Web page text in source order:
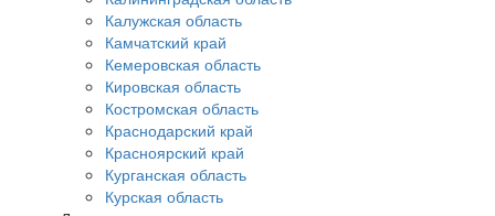
Калужская область
Камчатский край
Кемеровская область
Кировская область
Костромская область
Краснодарский край
Красноярский край
Курганская область
Курская область